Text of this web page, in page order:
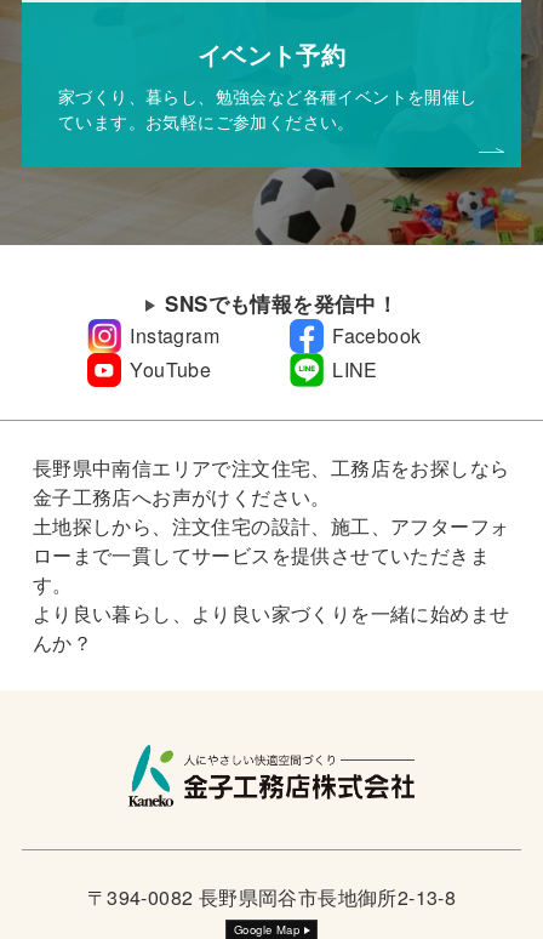
イベント予約
家づくり、暮らし、勉強会など各種イベントを開催し
ています。お気軽にご参加ください。
SNSでも情報を発信中！
Instagram
Facebook
YouTube
LINE
長野県中南信エリアで注文住宅、工務店をお探しなら
金子工務店へお声がけください。
土地探しから、注文住宅の設計、施工、アフターフォ
ローまで一貫してサービスを提供させていただきま
す。
より良い暮らし、より良い家づくりを一緒に始めませ
んか？
〒394-0082 長野県岡谷市長地御所2-13-8
Google Map